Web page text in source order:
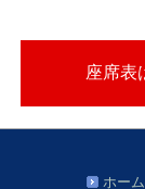
座席表
ホーム